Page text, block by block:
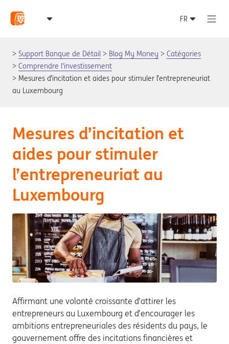
Support Banque de Détail Blog My Money
Catégories
Comprendre l'investissement
Mesures d’incitation et aides pour stimuler l’entrepreneuriat
au Luxembourg
Mesures d’incitation et
aides pour stimuler
l’entrepreneuriat au
Luxembourg
Affirmant une volonté croissante d’attirer les
entrepreneurs au Luxembourg et d’encourager les
ambitions entrepreneuriales des résidents du pays, le
gouvernement offre des incitations financières et